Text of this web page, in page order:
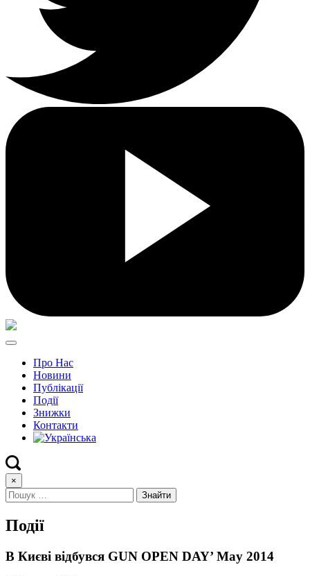
Про Нас
Новини
Публікації
Події
Знижки
Контакти
×
Події
В Києві відбувся GUN OPEN DAY’ May 2014